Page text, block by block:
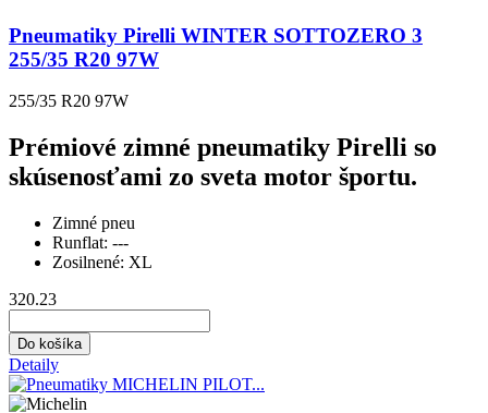
Pneumatiky Pirelli WINTER SOTTOZERO 3
255/35 R20 97W
255/35 R20 97W
Prémiové zimné pneumatiky Pirelli so
skúsenosťami zo sveta motor športu.
Zimné pneu
Runflat: ---
Zosilnené: XL
320.23
Do košíka
Detaily